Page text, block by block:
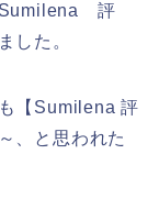
Sumilena 評
した。
【Sumilena 評
、と思われた